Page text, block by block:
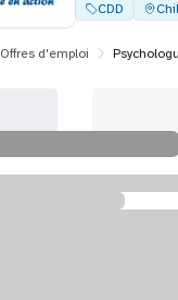
CDD
Offres d'emploi